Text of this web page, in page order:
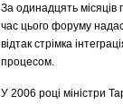
За одинадцять
час цього форуму
відтак стрімка
процесом.
У 2006 році міністри